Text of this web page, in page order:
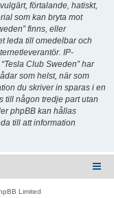
förtalande, hatiskt,
som kan bryta mot
finns, eller
leda till omedelbar och
IP-
Club Sweden” har
som helst, när som
du skriver in sparas i en
till någon tredje part utan
phpBB kan hållas
till att information
Limited